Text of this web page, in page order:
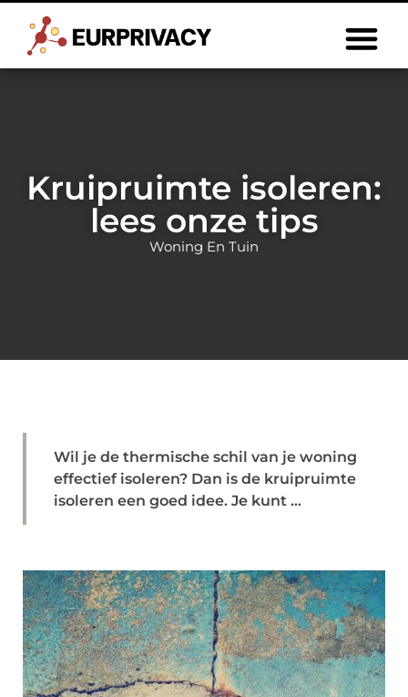
Kruipruimte isoleren:
lees onze tips
Woning En Tuin
Wil je de thermische schil van je woning
effectief isoleren? Dan is de kruipruimte
isoleren een goed idee. Je kunt ...